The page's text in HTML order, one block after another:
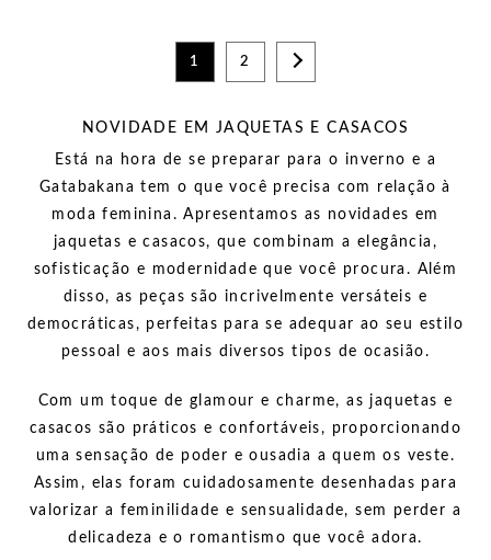
1 2
NOVIDADE EM JAQUETAS E CASACOS
Está na hora de se preparar para o inverno e a
Gatabakana tem o que você precisa com relação à
moda feminina. Apresentamos as novidades em
jaquetas e casacos, que combinam a elegância,
sofisticação e modernidade que você procura. Além
disso, as peças são incrivelmente versáteis e
democráticas, perfeitas para se adequar ao seu estilo
pessoal e aos mais diversos tipos de ocasião.
Com um toque de glamour e charme, as jaquetas e
casacos são práticos e confortáveis, proporcionando
uma sensação de poder e ousadia a quem os veste.
Assim, elas foram cuidadosamente desenhadas para
valorizar a feminilidade e sensualidade, sem perder a
delicadeza e o romantismo que você adora.